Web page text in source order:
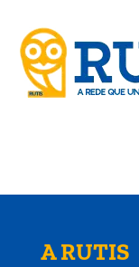
A RUTIS